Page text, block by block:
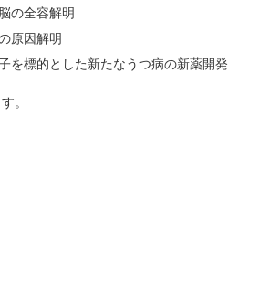
の全容解明
原因解明
を標的とした新たなうつ病の新薬開発
。